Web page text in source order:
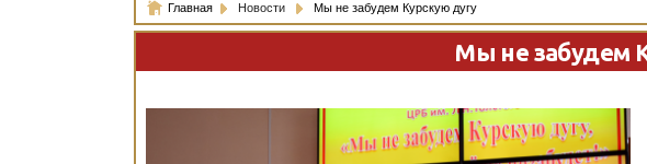
Главная Новости Мы не забудем Курскую дугу
Мы не забудем